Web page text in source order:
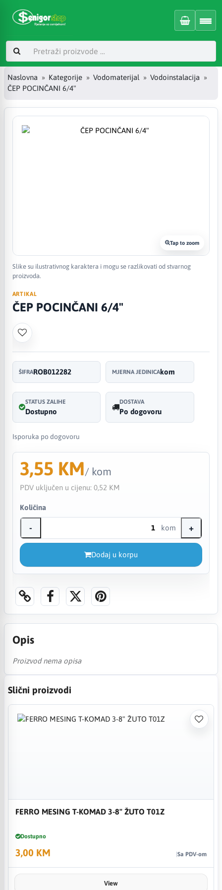
Naslovna Kategorije Vodomaterijal
Vodoinstalacija
ČEP POCINČANI 6/4"
Tap to zoom
Slike su ilustrativnog karaktera i mogu se razlikovati od stvarnog
proizvoda.
ARTIKAL
ČEP POCINČANI 6/4"
ŠIFRAROB012282 MJERNA JEDINICAkom
STATUS ZALIHE
Dostupno
DOSTAVA
Po dogovoru
Isporuka po dogovoru
3,55 KM/ kom
PDV uključen u cijenu: 0,52 KM
Količina
- kom +
Dodaj u korpu
Opis
Proizvod nema opisa
Slični proizvodi
FERRO MESING T-KOMAD 3-8" ŽUTO T01Z
Dostupno
3,00 KM Sa PDV-om
View